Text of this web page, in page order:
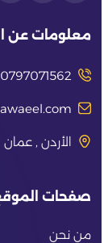
معلومات عن
0797071562
الأردن , عمان
صفحات
من نحن